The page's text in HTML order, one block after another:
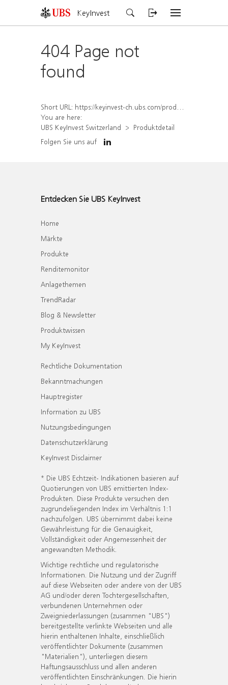
KeyInvest
404 Page not
found
Short URL: https://keyinvest-ch.ubs.com/produkt/detail/index/isin/CH1570533617
You are here:
UBS KeyInvest Switzerland
Produktdetail
Folgen Sie uns auf
Entdecken Sie UBS KeyInvest
Home
Märkte
Produkte
Renditemonitor
Anlagethemen
TrendRadar
Blog & Newsletter
Produktwissen
My KeyInvest
Rechtliche Dokumentation
Bekanntmachungen
Hauptregister
Information zu UBS
Nutzungsbedingungen
Datenschutzerklärung
KeyInvest Disclaimer
* Die UBS Echtzeit- Indikationen basieren auf
Quotierungen von UBS emittierten Index-
Produkten. Diese Produkte versuchen den
zugrundeliegenden Index im Verhältnis 1:1
nachzufolgen. UBS übernimmt dabei keine
Gewährleistung für die Genauigkeit,
Vollständigkeit oder Angemessenheit der
angewandten Methodik.
Wichtige rechtliche und regulatorische
Informationen. Die Nutzung und der Zugriff
auf diese Webseiten oder andere von der UBS
AG und/oder deren Tochtergesellschaften,
verbundenen Unternehmen oder
Zweigniederlassungen (zusammen "UBS")
bereitgestellte verlinkte Webseiten und alle
hierin enthaltenen Inhalte, einschließlich
veröffentlichter Dokumente (zusammen
"Materialien"), unterliegen diesem
Haftungsausschluss und allen anderen
veröffentlichten Einschränkungen. Die hierin